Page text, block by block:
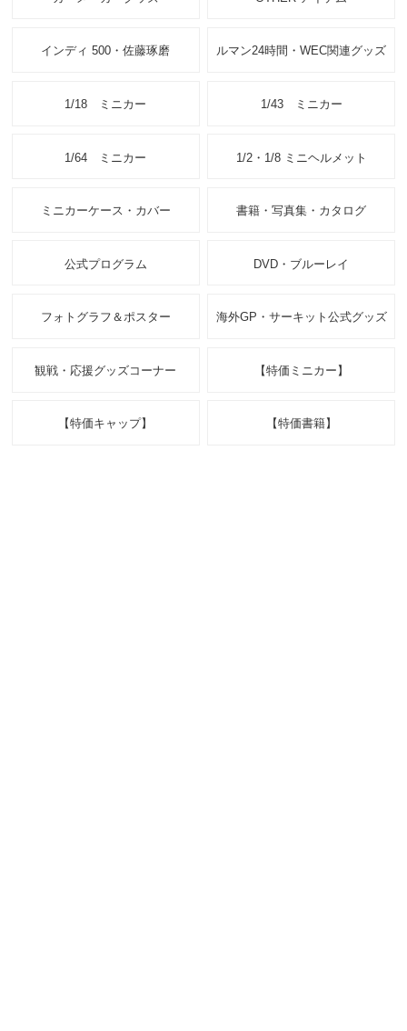
インディ 500・佐藤琢磨 ルマン24時間・WEC関連グッズ
1/18 ミニカー 1/43 ミニカー
1/64 ミニカー 1/2・1/8 ミニヘルメット
ミニカーケース・カバー 書籍・写真集・カタログ
公式プログラム DVD・ブルーレイ
フォトグラフ＆ポスター 海外GP・サーキット公式グッズ
観戦・応援グッズコーナー 【特価ミニカー】
【特価キャップ】 【特価書籍】